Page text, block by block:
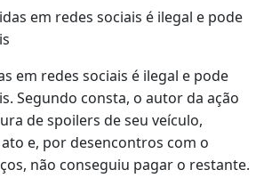
em redes sociais é ilegal e pode
Segundo consta, o autor da ação
de spoilers de seu veículo,
e, por desencontros com o
não conseguiu pagar o restante.